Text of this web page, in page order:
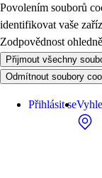
Povolením souborů
identifikovat vaše
Zodpovědnost
Přijmout všechny
Odmítnout soubory
Přihlásit se